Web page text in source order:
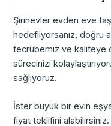
Şirinevler evden eve
hedefliyorsanız, doğru
tecrübemiz ve kaliteye
sürecinizi
sağlıyoruz.
İster büyük bir evin
fiyat teklifini